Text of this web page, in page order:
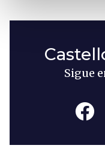
Sigue